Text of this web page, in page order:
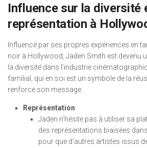
Influence sur la diversité
représentation à
Influencé par ses propres expériences en
noir à Hollywood, Jaden Smith est devenu
la diversité dans l’industrie
familial, qui en soi est un symbole de la
renforce son message.
Représentation:
Jaden n’hésite pas à utiliser sa
des représentations biaisées
pour que d’autres artistes issus